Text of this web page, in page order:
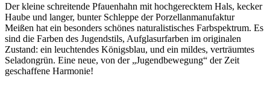
Der kleine schreitende Pfauenhahn mit hochgerecktem Hals, kecker
Haube und langer, bunter Schleppe der Porzellanmanufaktur
Meißen hat ein besonders schönes naturalistisches Farbspektrum. Es
sind die Farben des Jugendstils, Aufglasurfarben im originalen
Zustand: ein leuchtendes Königsblau, und ein mildes, verträumtes
Seladongrün. Eine neue, von der „Jugendbewegung“ der Zeit
geschaffene Harmonie!